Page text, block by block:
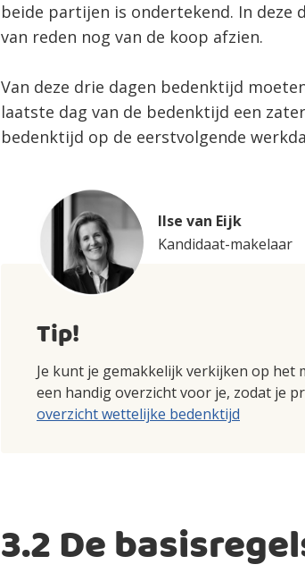
beide partijen is ondertekend. In deze
van reden nog van de koop afzien.
Van deze drie dagen bedenktijd
laatste dag van de bedenktijd een
bedenktijd op de eerstvolgende
Ilse van Eijk
Kandidaat-makelaar
Tip!
Je kunt je gemakkelijk verkijken op het
een handig overzicht voor je, zodat je
overzicht wettelijke bedenktijd
3.2 De